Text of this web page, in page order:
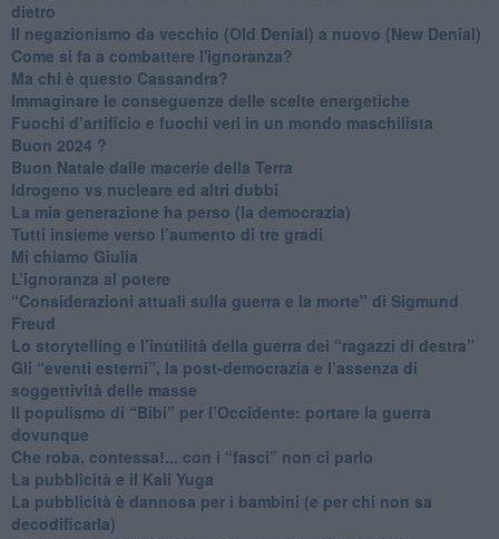
dietro
Il negazionismo da vecchio (Old Denial) a nuovo (New Denial)
Come si fa a combattere l'ignoranza?
Ma chi è questo Cassandra?
Immaginare le conseguenze delle scelte energetiche
​Fuochi d’artificio e fuochi veri in un mondo maschilista
Buon 2024 ?
​Buon Natale dalle macerie della Terra
​Idrogeno vs nucleare ed altri dubbi
​La mia generazione ha perso (la democrazia)
​Tutti insieme verso l’aumento di tre gradi
Mi chiamo Giulia
L’ignoranza al potere
​“Considerazioni attuali sulla guerra e la morte" di Sigmund
Freud
​Lo storytelling e l’inutilità della guerra dei “ragazzi di destra”
​Gli “eventi esterni”, la post-democrazia e l’assenza di
soggettività delle masse
​Il populismo di “Bibi” per l’Occidente: portare la guerra
dovunque
​Che roba, contessa!... con i “fasci” non ci parlo
La pubblicità e il Kali Yuga
​La pubblicità è dannosa per i bambini (e per chi non sa
decodificarla)